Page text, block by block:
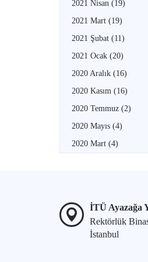
2021 Nisan (19)
2021 Mart (19)
2021 Şubat (11)
2021 Ocak (20)
2020 Aralık (16)
2020 Kasım (16)
2020 Temmuz (2)
2020 Mayıs (4)
2020 Mart (4)
İTÜ Ayazağa
Rektörlük
İstanbul